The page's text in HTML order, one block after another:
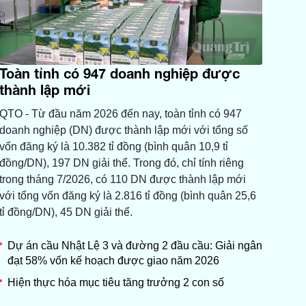
tỉnh có 947 doanh nghiệp được
lập mới
- Từ đầu năm 2026 đến nay, toàn tỉnh có 947
nghiệp (DN) được thành lập mới với tổng số
đăng ký là 10.382 tỉ đồng (bình quân 10,9 tỉ
DN), 197 DN giải thể. Trong đó, chỉ tính riêng
tháng 7/2026, có 110 DN được thành lập mới
tổng vốn đăng ký là 2.816 tỉ đồng (bình quân 25,6
đồng/DN), 45 DN giải thể.
Dự án cầu Nhật Lệ 3 và đường 2 đầu cầu: Giải ngân
đạt 58% vốn kế hoạch được giao năm 2026
Hiện thực hóa mục tiêu tăng trưởng 2 con số